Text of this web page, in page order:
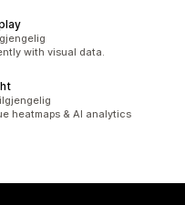
with visual data.
heatmaps & AI analytics